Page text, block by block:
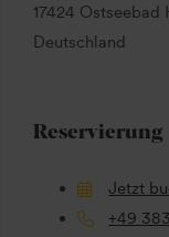
17424
Deutschland
Reservierung
Jetzt
+49